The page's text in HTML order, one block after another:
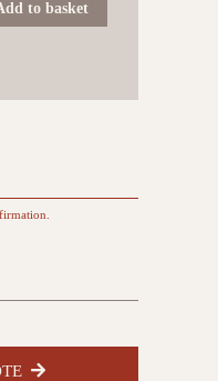
60x60
G
to basket